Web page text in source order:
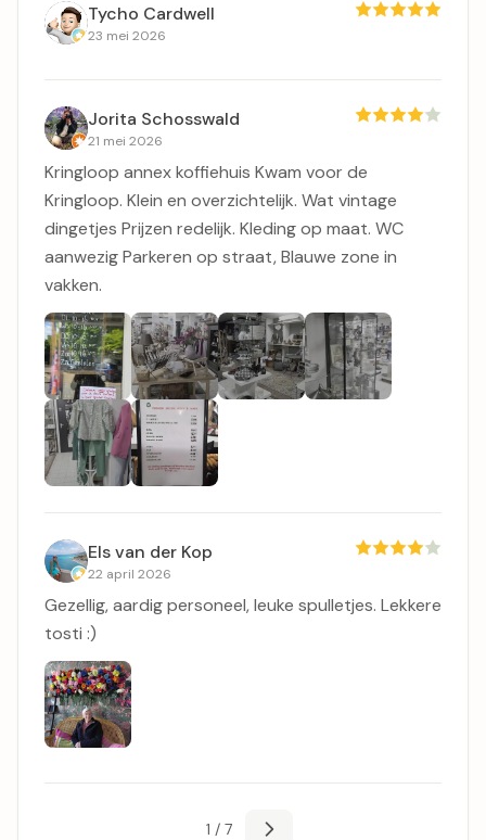
Tycho Cardwell
23 mei 2026
Jorita Schosswald
21 mei 2026
Kringloop annex koffiehuis Kwam voor de
Kringloop. Klein en overzichtelijk. Wat vintage
dingetjes Prijzen redelijk. Kleding op maat. WC
aanwezig Parkeren op straat, Blauwe zone in
vakken.
Els van der Kop
22 april 2026
Gezellig, aardig personeel, leuke spulletjes. Lekkere
tosti :)
1 / 7